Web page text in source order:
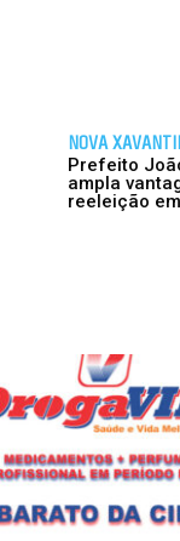
NOVA
Prefeito
ampla
reeleição